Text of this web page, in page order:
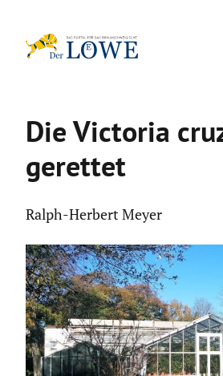
Inhalt
Die Victoria
gerettet
Ralph-Herbert Meyer